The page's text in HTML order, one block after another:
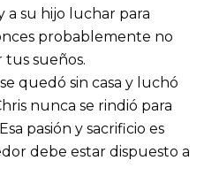
a su hijo luchar para
probablemente no
tus sueños.
quedó sin casa y luchó
nunca se rindió para
pasión y sacrificio es
debe estar dispuesto a